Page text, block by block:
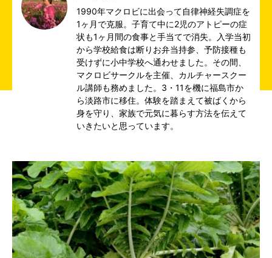
1990年マクロビに出会って自律神経失調症を
1ヶ月で克服。子育て中に2児のアトピーの症
状も1ヶ月間の食事と手当てで消失。入学当初
から学校給食は断りお弁当持参、予防接種も
受けずに小中学校へ通わせました。その間、
マクロビサークルを主催、カルチャースクー
ル講師も務めました。3・11を機に福島市か
ら淡路市に移住。体験を踏まえて被ばくから
身を守り、家族で元気に暮らす方法を伝えて
いきたいと思っています。